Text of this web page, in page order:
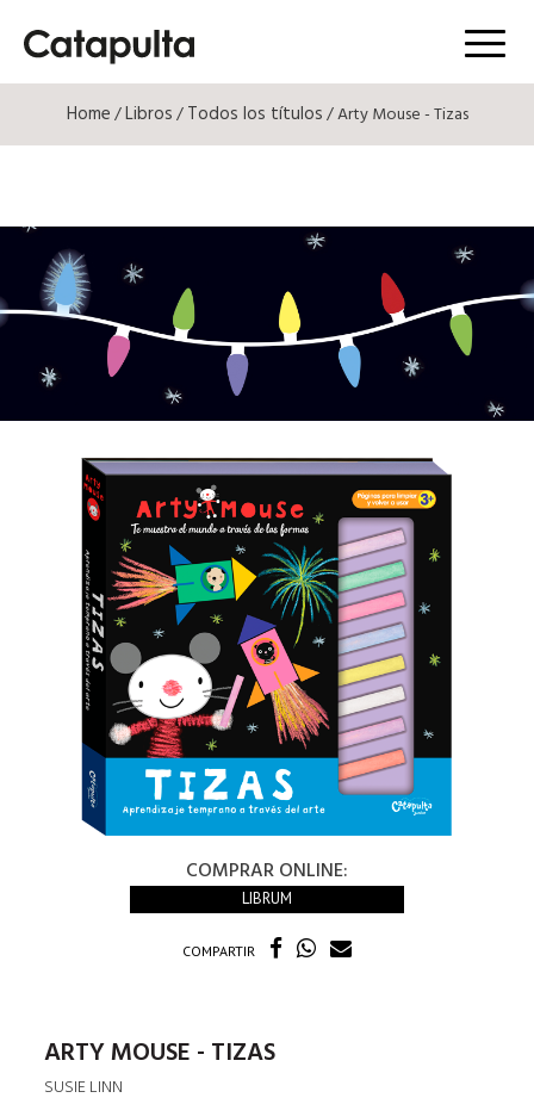
Menú
Home/Libros/Todos los títulos/ Arty Mouse - Tizas
COMPRAR ONLINE:
LIBRUM
COMPARTIR
ARTY MOUSE - TIZAS
SUSIE LINN